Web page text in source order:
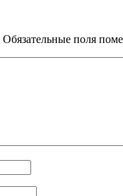
Обязательные поля